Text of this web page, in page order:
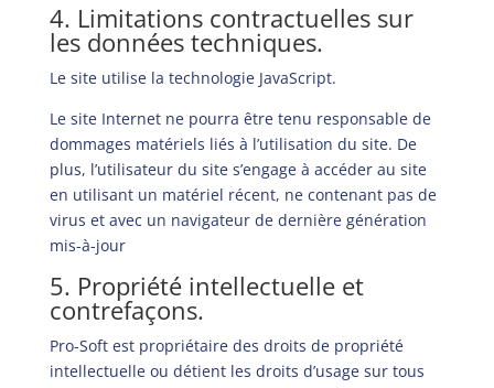
4. Limitations contractuelles sur
les données techniques.
Le site utilise la technologie JavaScript.
Le site Internet ne pourra être tenu responsable de
dommages matériels liés à l’utilisation du site. De
plus, l’utilisateur du site s’engage à accéder au site
en utilisant un matériel récent, ne contenant pas de
virus et avec un navigateur de dernière génération
mis-à-jour
5. Propriété intellectuelle et
contrefaçons.
Pro-Soft est propriétaire des droits de propriété
intellectuelle ou détient les droits d’usage sur tous